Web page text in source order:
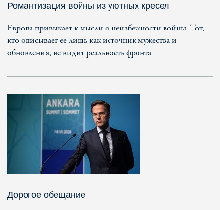
Романтизация войны из уютных кресел
Европа привыкает к мысли о неизбежности войны. Тот,
кто описывает ее лишь как источник мужества и
обновления, не видит реальность фронта
Дорогое обещание